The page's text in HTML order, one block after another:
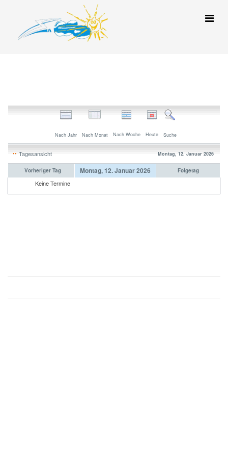
Nach Jahr Nach Monat Nach Woche Heute Suche
Tagesansicht Montag, 12. Januar 2026
Vorheriger Tag Montag, 12. Januar 2026 Folgetag
Keine Termine